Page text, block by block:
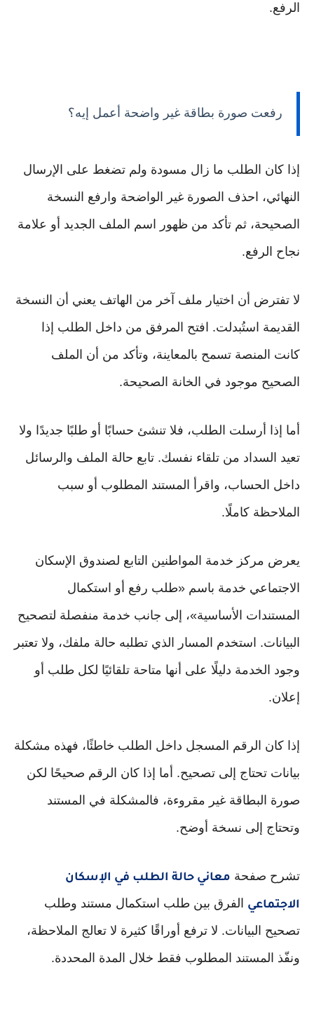
الرفع.
رفعت صورة بطاقة غير واضحة أعمل إيه؟
إذا كان الطلب ما زال مسودة ولم تضغط على الإرسال
النهائي، احذف الصورة غير الواضحة وارفع النسخة
الصحيحة، ثم تأكد من ظهور اسم الملف الجديد أو علامة
نجاح الرفع.
لا تفترض أن اختيار ملف آخر من الهاتف يعني أن النسخة
القديمة استُبدلت. افتح المرفق من داخل الطلب إذا
كانت المنصة تسمح بالمعاينة، وتأكد من أن الملف
الصحيح موجود في الخانة الصحيحة.
أما إذا أرسلت الطلب، فلا تنشئ حسابًا أو طلبًا جديدًا ولا
تعيد السداد من تلقاء نفسك. تابع حالة الملف والرسائل
داخل الحساب، واقرأ المستند المطلوب أو سبب
الملاحظة كاملًا.
يعرض مركز خدمة المواطنين التابع لصندوق الإسكان
الاجتماعي خدمة باسم «طلب رفع أو استكمال
المستندات الأساسية»، إلى جانب خدمة منفصلة لتصحيح
البيانات. استخدم المسار الذي تطلبه حالة ملفك، ولا تعتبر
وجود الخدمة دليلًا على أنها متاحة تلقائيًا لكل طلب أو
إعلان.
إذا كان الرقم المسجل داخل الطلب خاطئًا، فهذه مشكلة
بيانات تحتاج إلى تصحيح. أما إذا كان الرقم صحيحًا لكن
صورة البطاقة غير مقروءة، فالمشكلة في المستند
وتحتاج إلى نسخة أوضح.
تشرح صفحة معاني حالة الطلب في الإسكان
الاجتماعي
الفرق بين طلب استكمال مستند وطلب
تصحيح البيانات. لا ترفع أوراقًا كثيرة لا تعالج الملاحظة،
ونفّذ المستند المطلوب فقط خلال المدة المحددة.